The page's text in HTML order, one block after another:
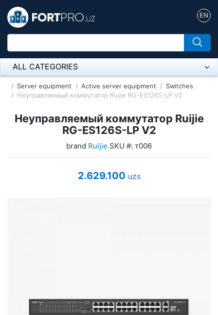
EN
ALL CATEGORIES
Микрофон
Оборудование Mikrotik
Mouses and keybords
Server equipment Active server equipment
Switches
Неуправляемый коммутатор Ruijie RG-ES126S-LP V2
Неуправляемый коммутатор Ruijie
RG-ES126S-LP V2
brand Ruijie SKU #: т006
2.629.100 uzs